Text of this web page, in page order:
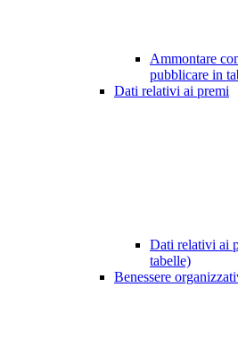
Ammontare
pubblicare in
Dati relativi ai premi
Dati relativi ai
tabelle)
Benessere